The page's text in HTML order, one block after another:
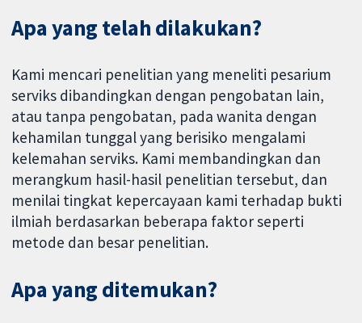
Apa yang telah dilakukan?
Kami mencari penelitian yang meneliti pesarium
serviks dibandingkan dengan pengobatan lain,
atau tanpa pengobatan, pada wanita dengan
kehamilan tunggal yang berisiko mengalami
kelemahan serviks. Kami membandingkan dan
merangkum hasil-hasil penelitian tersebut, dan
menilai tingkat kepercayaan kami terhadap bukti
ilmiah berdasarkan beberapa faktor seperti
metode dan besar penelitian.
Apa yang ditemukan?